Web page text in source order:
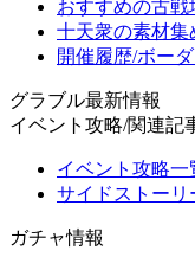
おすすめの古戦
十天衆の素材集
開催履歴/ボー
グラブル最新情報
イベント攻略/関連記
イベント攻略一
サイドストーリ
ガチャ情報